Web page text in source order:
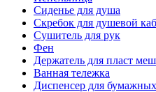
Сиденье для душа
Скребок для душевой
Сушитель для рук
Фен
Держатель для пласт
Ванная тележка
Диспенсер для